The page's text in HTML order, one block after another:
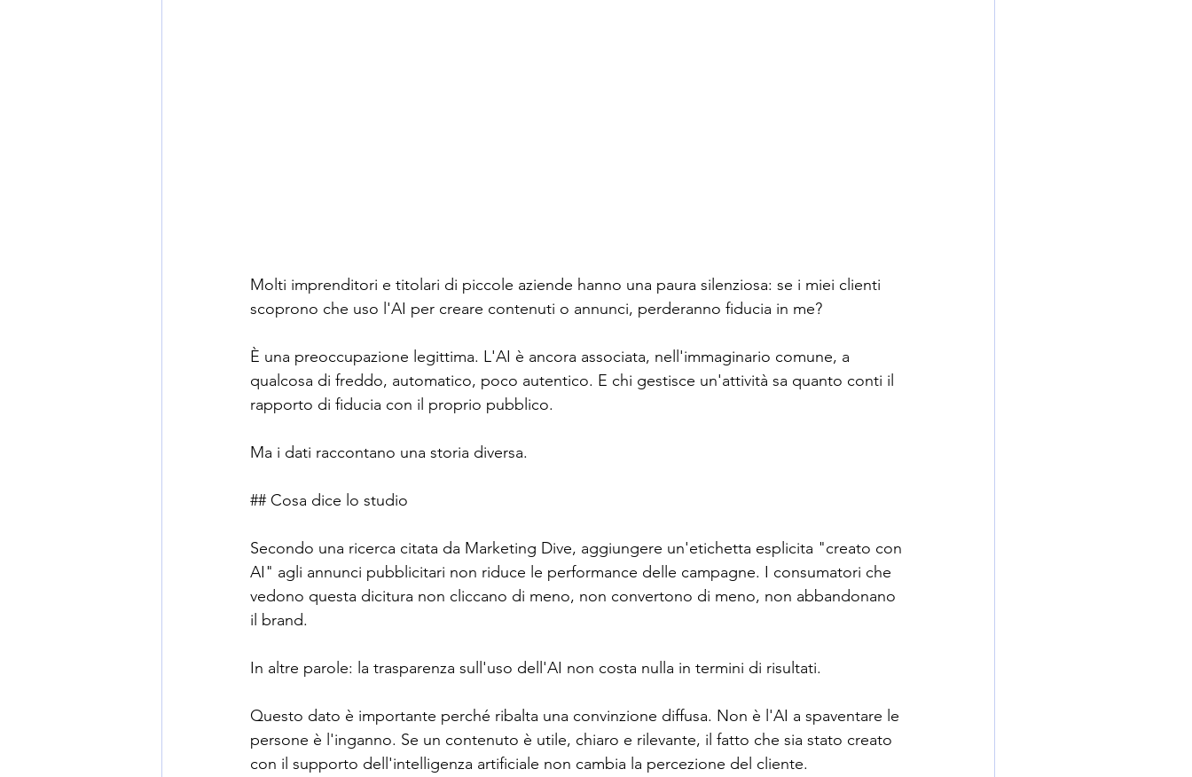
Molti imprenditori e titolari di piccole aziende hanno una paura silenziosa: se i miei clienti
scoprono che uso l'AI per creare contenuti o annunci, perderanno fiducia in me?
È una preoccupazione legittima. L'AI è ancora associata, nell'immaginario comune, a
qualcosa di freddo, automatico, poco autentico. E chi gestisce un'attività sa quanto conti il
rapporto di fiducia con il proprio pubblico.
Ma i dati raccontano una storia diversa.
## Cosa dice lo studio
Secondo una ricerca citata da Marketing Dive, aggiungere un'etichetta esplicita "creato con
AI" agli annunci pubblicitari non riduce le performance delle campagne. I consumatori che
vedono questa dicitura non cliccano di meno, non convertono di meno, non abbandonano
il brand.
In altre parole: la trasparenza sull'uso dell'AI non costa nulla in termini di risultati.
Questo dato è importante perché ribalta una convinzione diffusa. Non è l'AI a spaventare le
persone è l'inganno. Se un contenuto è utile, chiaro e rilevante, il fatto che sia stato creato
con il supporto dell'intelligenza artificiale non cambia la percezione del cliente.